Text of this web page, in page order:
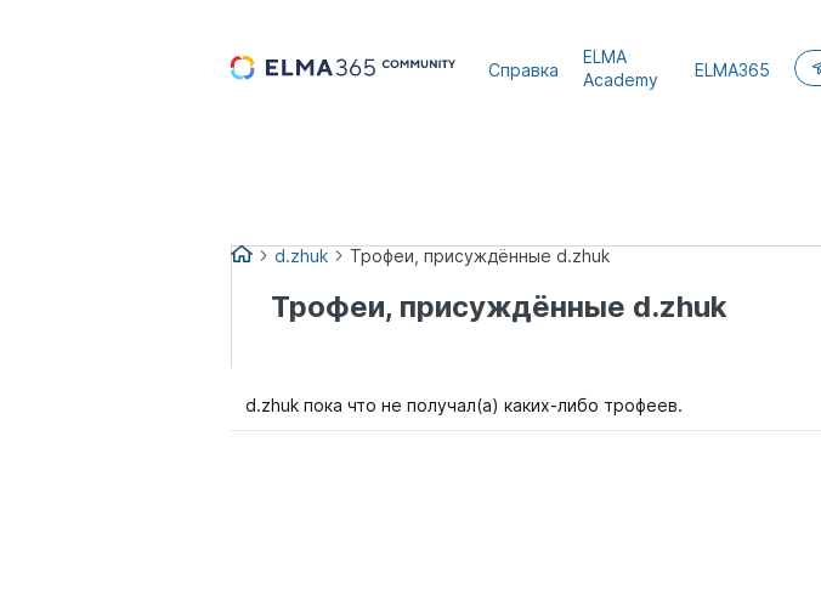
Справка
ELMA
Academy
ELMA365
d.zhuk Трофеи, присуждённые d.zhuk
Трофеи, присуждённые d.zhuk
d.zhuk пока что не получал(а) каких-либо трофеев.